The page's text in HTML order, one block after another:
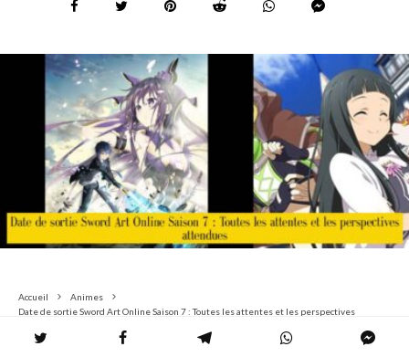
Accueil
Animes
Date de sortie Sword Art Online Saison 7 : Toutes les attentes et les perspectives